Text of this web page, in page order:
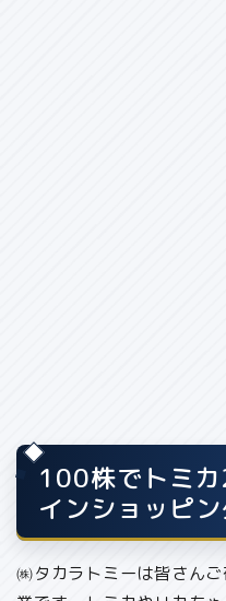
100株でトミ
インショッピ
㈱タカラトミーは皆さん